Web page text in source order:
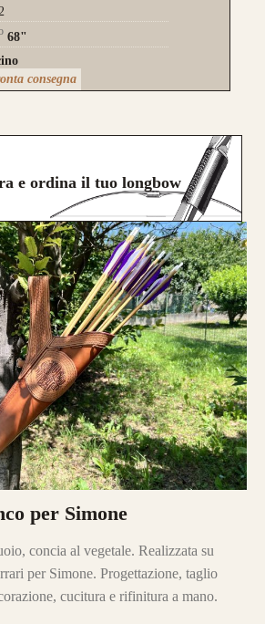
68"
consegna
e ordina il tuo longbow
per Simone
concia al vegetale. Realizzata su
per Simone. Progettazione, taglio
cucitura e rifinitura a mano.